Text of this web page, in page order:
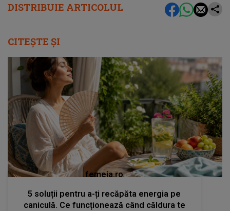
DISTRIBUIE ARTICOLUL
CITEȘTE ȘI
femeia.ro
5 soluții pentru a-ți recăpăta energia pe
caniculă. Ce funcționează când căldura te